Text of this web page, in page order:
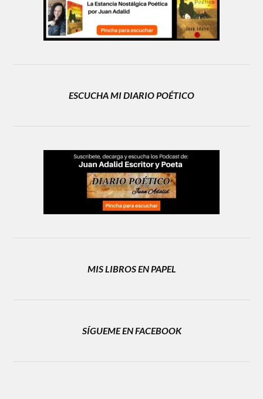
ESCUCHA MI DIARIO POÉTICO
MIS LIBROS EN PAPEL
SÍGUEME EN FACEBOOK